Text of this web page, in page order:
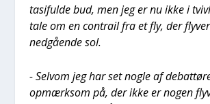
ta­si­ful­de bud, men jeg er nu ikke i
tale om en con­trail fra et fly, der
ned­gå­en­de sol.
- Selv­om jeg har set nog­le af
opmærk­som på, der ikke er nogen